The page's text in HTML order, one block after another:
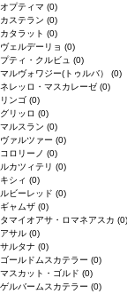
オプティマ (0)
カステラン (0)
カタラット (0)
ヴェルデーリョ (0)
プティ・クルビュ (0)
マルヴォワジー(トゥルバ） (0)
ネレッロ・マスカレーゼ (0)
リンゴ (0)
グリッロ (0)
マルスラン (0)
ヴァルツァー (0)
コロリーノ (0)
ルカツィテリ (0)
キシィ (0)
ルビーレッド (0)
ギャムザ (0)
タマイオアサ・ロマネアスカ (0)
アサル (0)
サルタナ (0)
ゴールドムスカテラー (0)
マスカット・ゴルド (0)
ゲルバームスカテラー (0)